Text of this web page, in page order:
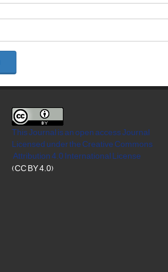
This Journal is an open access Journal
Licensedunder the Creative Commons
Attribution 4.0 International License
(CC BY 4.0)